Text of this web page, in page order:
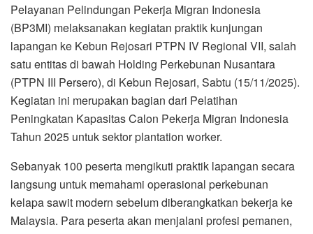
Pelayanan Pelindungan Pekerja Migran Indonesia
(BP3MI) melaksanakan kegiatan praktik kunjungan
lapangan ke Kebun Rejosari PTPN IV Regional VII, salah
satu entitas di bawah Holding Perkebunan Nusantara
(PTPN III Persero), di Kebun Rejosari, Sabtu (15/11/2025).
Kegiatan ini merupakan bagian dari Pelatihan
Peningkatan Kapasitas Calon Pekerja Migran Indonesia
Tahun 2025 untuk sektor plantation worker.
Sebanyak 100 peserta mengikuti praktik lapangan secara
langsung untuk memahami operasional perkebunan
kelapa sawit modern sebelum diberangkatkan bekerja ke
Malaysia. Para peserta akan menjalani profesi pemanen,